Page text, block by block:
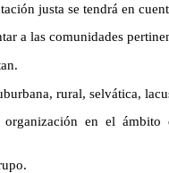
justa se tendrá en
a las comunidades
rural, selvática,
organización en el